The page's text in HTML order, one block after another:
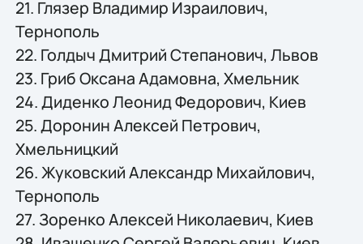
21. Глязер Владимир Израилович,
Тернополь
22. Голдыч Дмитрий Степанович, Львов
23. Гриб Оксана Адамовна, Хмельник
24. Диденко Леонид Федорович, Киев
25. Доронин Алексей Петрович,
Хмельницкий
26. Жуковский Александр Михайлович,
Тернополь
27. Зоренко Алексей Николаевич, Киев